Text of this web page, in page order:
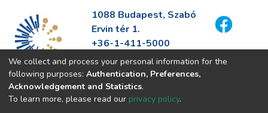
1088 Budapest, Szabó
Ervin tér 1.
+36-1-411-5000
info@fszek.hu
https://fszek.hu
We collect and process your personal information for the
following purposes: Authentication, Preferences,
Acknowledgement and Statistics.
To learn more, please read our privacy policy.